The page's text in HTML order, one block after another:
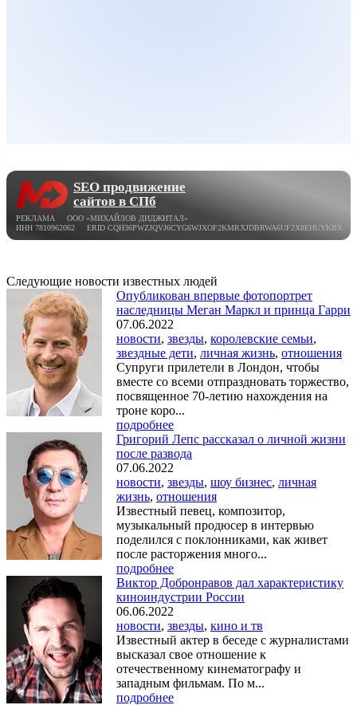
SEO продвижение
сайтов в СПб
РЕКЛАМА ООО «МИХАЙЛОВ ДИДЖИТАЛ»
ИНН 7810962062 ERID CQH36PWZJQVJ6CYG6WJXOF2KMRXJDBRWA6UF2X8EHUYKBX
Следующие новости известных людей
Опубликован впервые фотопортрет
наследницы Меган Маркл и принца Гарри
07.06.2022
новости, звезды, королевские семьи,
звездные дети, личная жизнь, отношения
Супруги прилетели в Лондон, чтобы
вместе со всеми отпраздновать торжество,
посвященное 70-летию нахождения на
троне коро...
подробнее
Григорий Лепс рассказал о личной жизни
после развода
07.06.2022
новости, звезды, шоу бизнес, личная
жизнь, отношения
Известный певец, композитор,
музыкальный продюсер в интервью
поделился с поклонниками, как живет
после расторжения много...
подробнее
Виктор Добронравов дал характеристику
киноиндустрии России
06.06.2022
новости, звезды, кино и тв
Известный актер в беседе с журналистами
высказал свое отношение к
отечественному кинематографу и
западным фильмам. По м...
подробнее